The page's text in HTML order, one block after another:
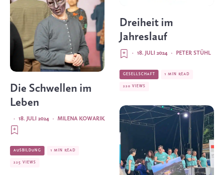
Die Schwellen im
Leben
MILENA KOWARIK
·
18. JULI 2024
·
AUSBILDUNG 1 MIN READ
225 VIEWS
Dreiheit im
Jahreslauf
PETER STÜHL
·
18. JULI 2024
·
GESELLSCHAFT 1 MIN READ
220 VIEWS